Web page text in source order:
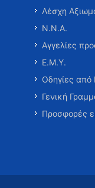
Λέσχη
Ν.Ν.Α.
Αγγελίες
Ε.Μ.Υ.
Οδηγίες από
Γενική
Προσφορές